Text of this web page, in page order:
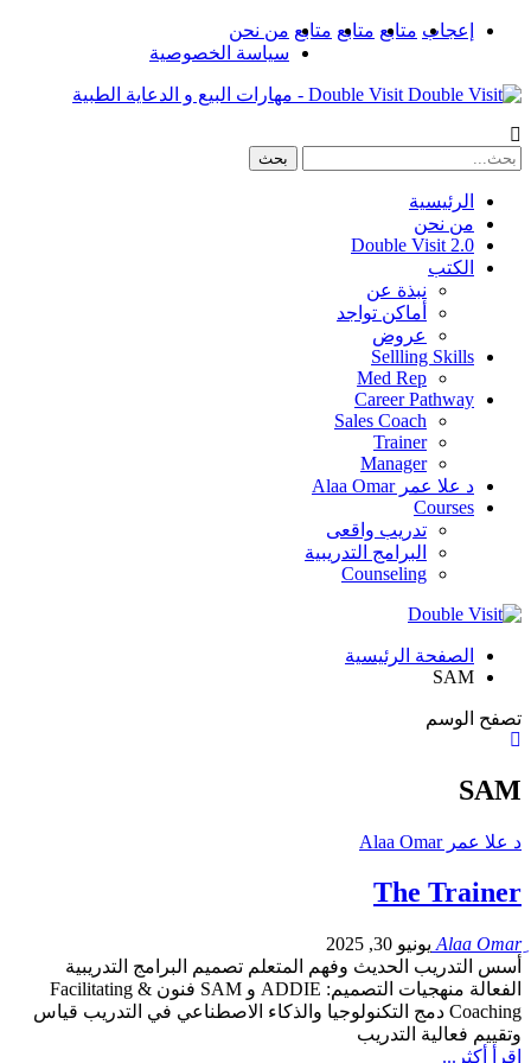
إعجاب متابع متابع متابع من نحن
سياسة الخصوصية
Double Visit - مهارات البيع و الدعاية الطبية
الرئيسية
من نحن
Double Visit 2.0
الكتب
نبذة عن
أماكن تواجد
عروض
Sellling Skills
Med Rep
Career Pathway
Sales Coach
Trainer
Manager
د علا عمر Alaa Omar
Courses
تدريب واقعى
البرامج التدريبية
Counseling
الصفحة الرئيسية
SAM
تصفح الوسم
SAM
د علا عمر Alaa Omar
The Trainer
يونيو 30, 2025
أسس التدريب الحديث وفهم المتعلم تصميم البرامج التدريبية
الفعالة منهجيات التصميم: ADDIE و SAM فنون Facilitating &
Coaching دمج التكنولوجيا والذكاء الاصطناعي في التدريب قياس
وتقييم فعالية التدريب
اقرأ أكثر...